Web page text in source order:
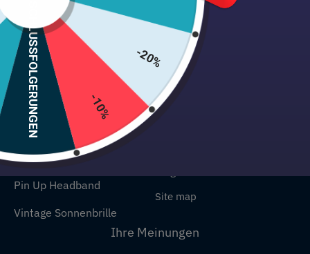
Kleid Jahre 40
Kleid Jahre 50
Kleid Jahre 60
Vintage Kleid
Rockabilly Kleid
Weihnachtskleid
Pin Up Headband
Vintage Sonnenbrille
Allgemeine
Verkaufsbedingungen
Folgen Sie meiner Bestellung
Rückerstattungs- und
Rückgabepolitik
Site map
Ihre Meinungen
-20%
-10%
SCHLUSSFOLGERUNGEN